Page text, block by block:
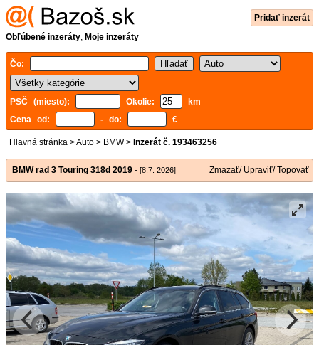
Pridať inzerát
Obľúbené inzeráty, Moje inzeráty
Čo:
PSČ (miesto): Okolie:
km
Cena od:
- do: €
Hlavná stránka >Auto > BMW> Inzerát č. 193463256
BMW rad 3 Touring 318d 2019 - [8.7. 2026] Zmazať/ Upraviť/ Topovať